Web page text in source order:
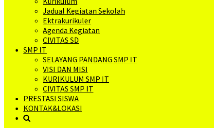
Jadual Kegiatan Sekolah
Ektrakurikuler
Agenda Kegiatan
CIVITAS SD
SMP IT
SELAYANG PANDANG SMP IT
VISI DAN MISI
KURIKULUM SMP IT
CIVITAS SMP IT
PRESTASI SISWA
KONTAK&LOKASI